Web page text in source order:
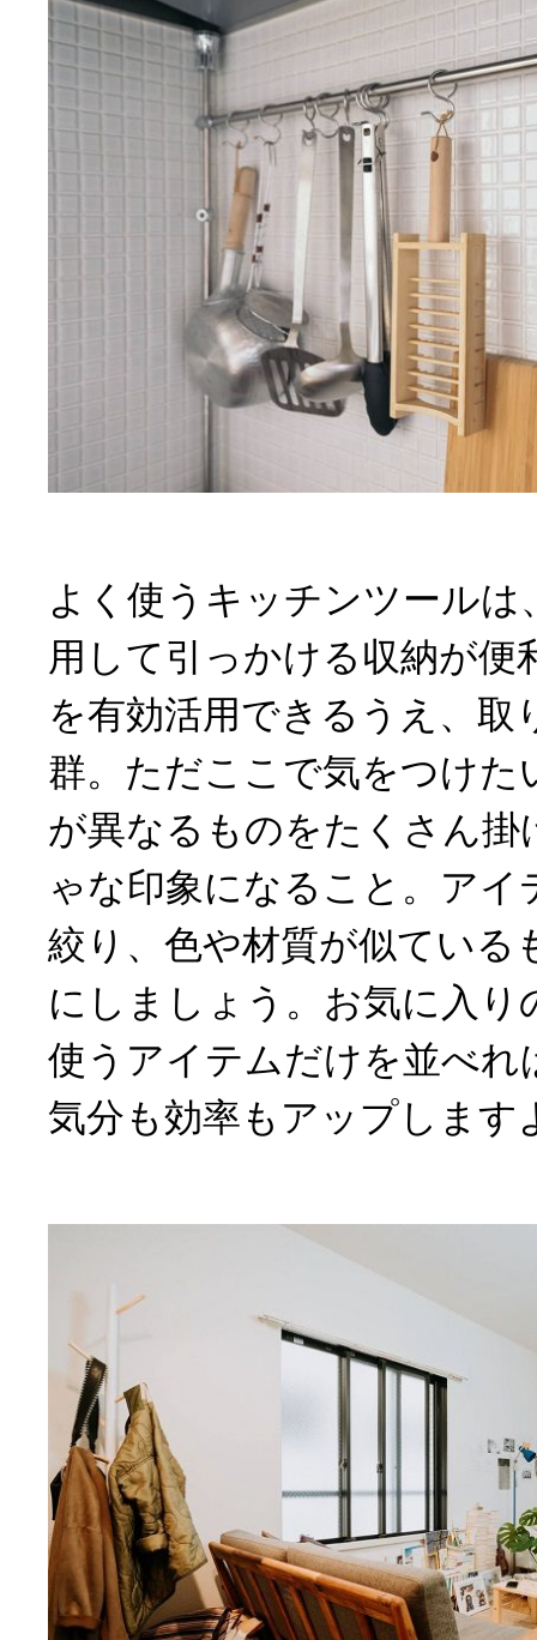
よく使うキッチンツールは
用して引っかける収納が便
を有効活用できるうえ、取
群。ただここで気をつけた
が異なるものをたくさん
ゃな印象になること。ア
絞り、色や材質が似ている
にしましょう。お気に入
使うアイテムだけを並べれ
気分も効率もアップします